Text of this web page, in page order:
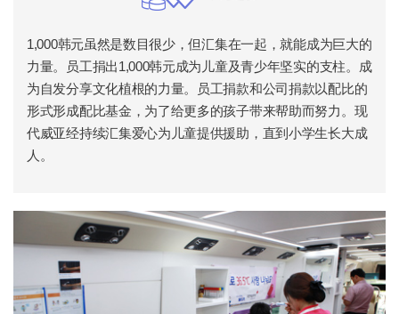
1,000韩元虽然是数目很少，但汇集在一起，就能成为巨大的
力量。员工捐出1,000韩元成为儿童及青少年坚实的支柱。成
为自发分享文化植根的力量。员工捐款和公司捐款以配比的
形式形成配比基金，为了给更多的孩子带来帮助而努力。现
代威亚经持续汇集爱心为儿童提供援助，直到小学生长大成
人。